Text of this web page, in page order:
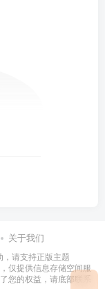
关于我们
请支持正版主题
仅提供信息存储空间服
您的权益，请底部联系